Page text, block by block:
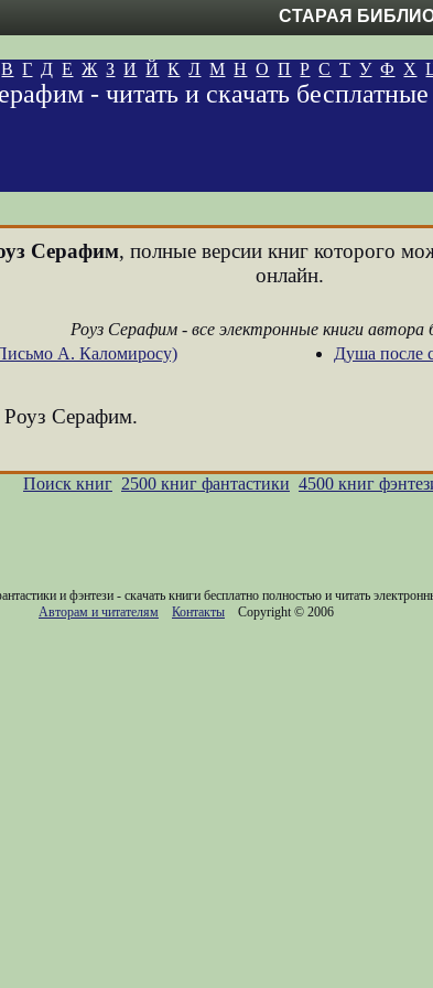
СТАРАЯ
В Г Д Е Ж З И Й К Л М Н О П Р С Т У Ф Х
- читать и скачать
Серафим, полные версии книг которого
онлайн.
Роуз Серафим - все электронные книги автора
А. Каломиросу)
Душа после
Роуз Серафим.
Поиск книг 2500 книг фантастики 4500 книг
и фэнтези - скачать книги бесплатно полностью и читать
Авторам и читателям
Контакты Copyright © 2006